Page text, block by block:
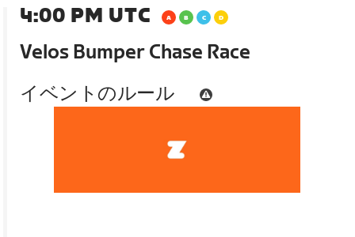
4:00 PM UTC
Velos Bumper Chase Race
イベントのルール